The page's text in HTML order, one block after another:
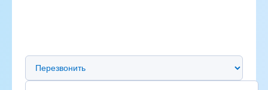
Предпочтительный способ связи